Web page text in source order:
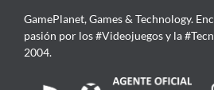
GamePlanet, Games & Technology.
pasión por los #Videojuegos y la
2004.